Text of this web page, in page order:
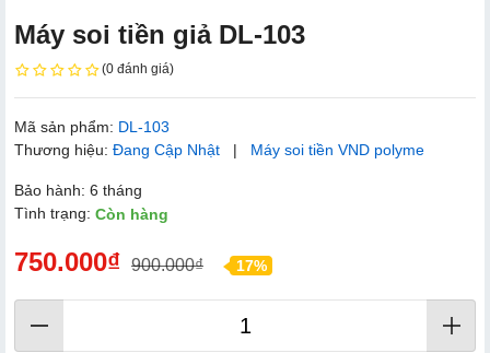
Máy soi tiền giả DL-103
(0 đánh giá)
Mã sản phẩm: DL-103
Thương hiệu: Đang Cập Nhật | Máy soi tiền VND polyme
Bảo hành: 6 tháng
Tình trạng: Còn hàng
750.000₫ 900.000₫ 17%